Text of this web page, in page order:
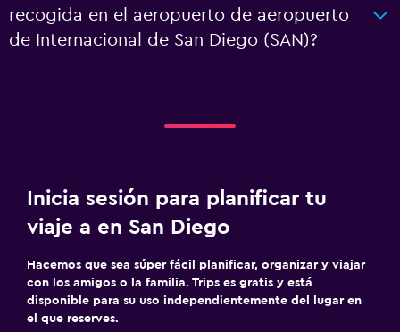
recogida en el aeropuerto de aeropuerto
de Internacional de San Diego (SAN)?
Inicia sesión para planificar tu
viaje a en San Diego
Hacemos que sea súper fácil planificar, organizar y viajar
con los amigos o la familia. Trips es gratis y está
disponible para su uso independientemente del lugar en
el que reserves.